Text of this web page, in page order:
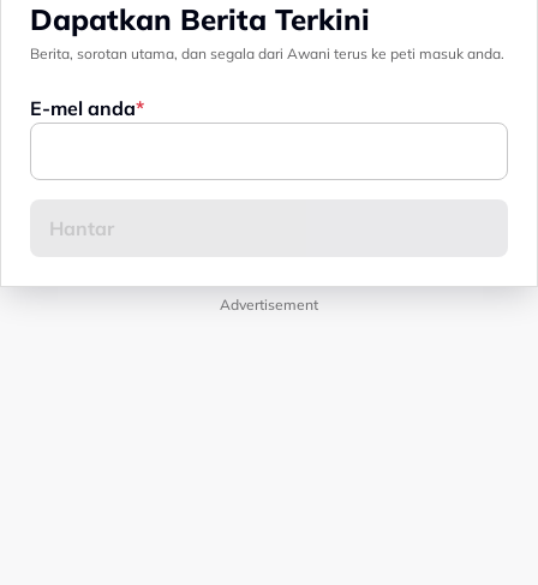
Dapatkan Berita Terkini
Berita, sorotan utama, dan segala dari Awani terus ke peti masuk anda.
E-mel anda
Advertisement